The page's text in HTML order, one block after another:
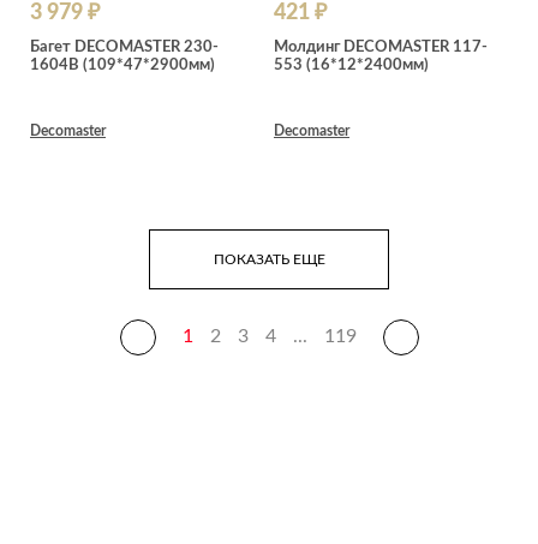
3 979 ₽
Багет DECOMASTER 230-
1604B (109*47*2900мм)
Decomaster
421 ₽
Молдинг DECOMASTER 117-
553 (16*12*2400мм)
Decomaster
ПОКАЗАТЬ ЕЩЕ
1 2 3 4 ... 119